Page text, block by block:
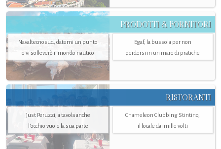
PRODOTTI & FORNITORI
Navaltecnosud, datemi un punto
e vi solleverò il mondo nautico
Egaf, la bussola per non
perdersi in un mare di pratiche
RISTORANTI
Just Peruzzi, a tavola anche
l’occhio vuole la sua parte
Chameleon Clubbing Stintino,
il locale dai mille volti